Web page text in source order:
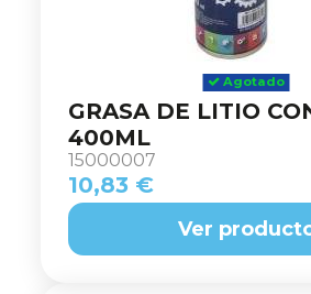
Agotado
GRASA DE LITIO
400ML
15000007
10,83 €
Ver